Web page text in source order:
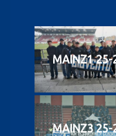
MAINZ1 25-
MAINZ3 25-